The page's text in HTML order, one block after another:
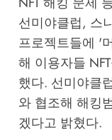
선미야클럽, 스
프로젝트들에 '
해 이용자들
했다. 선미야클
와 협조해 해킹
겠다고 밝혔다.